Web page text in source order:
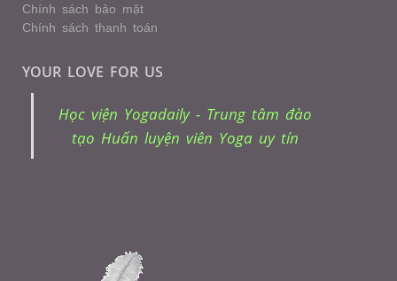
Chính sách bảo mật
Chính sách thanh toán
YOUR LOVE FOR US
Học viện Yogadaily - Trung tâm đào
tạo Huấn luyện viên Yoga uy tín